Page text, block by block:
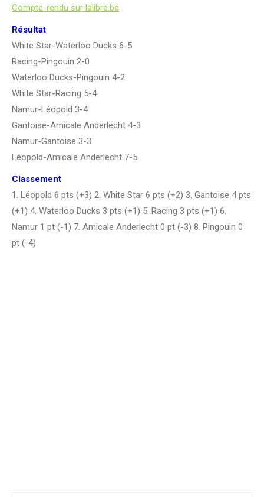
Compte-rendu sur lalibre.be
Résultat
White Star-Waterloo Ducks 6-5
Racing-Pingouin 2-0
Waterloo Ducks-Pingouin 4-2
White Star-Racing 5-4
Namur-Léopold 3-4
Gantoise-Amicale Anderlecht 4-3
Namur-Gantoise 3-3
Léopold-Amicale Anderlecht 7-5
Classement
1. Léopold 6 pts (+3) 2. White Star 6 pts (+2) 3. Gantoise 4 pts
(+1) 4. Waterloo Ducks 3 pts (+1) 5. Racing 3 pts (+1) 6.
Namur 1 pt (-1) 7. Amicale Anderlecht 0 pt (-3) 8. Pingouin 0
pt (-4)